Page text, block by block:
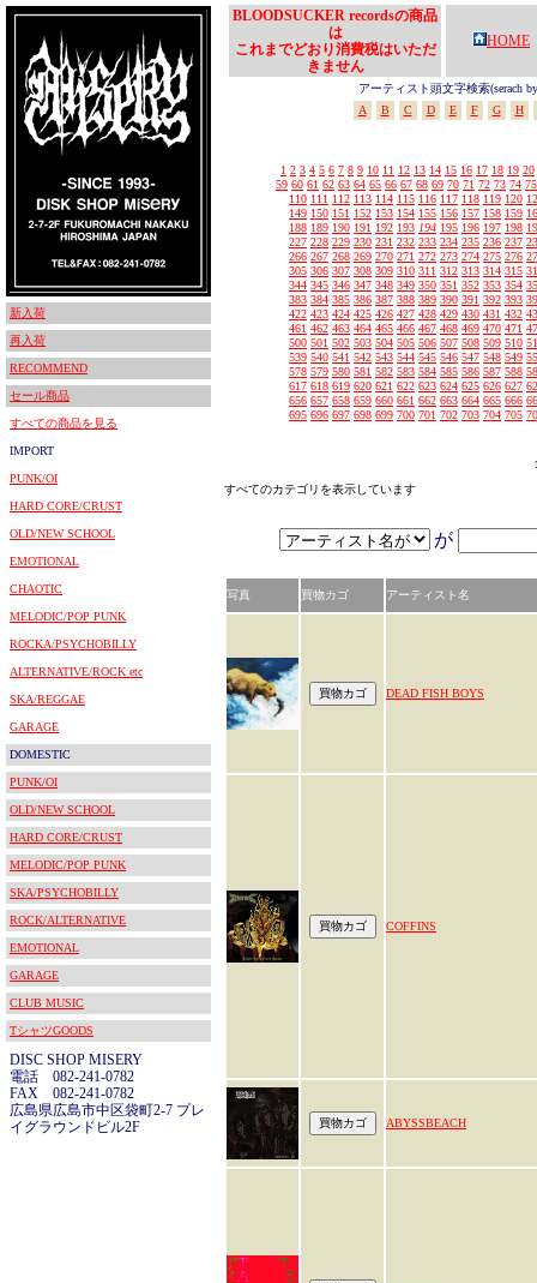
新入荷
再入荷
RECOMMEND
セール商品
すべての商品を見る
IMPORT
PUNK/OI
HARD CORE/CRUST
OLD/NEW SCHOOL
EMOTIONAL
CHAOTIC
MELODIC/POP PUNK
ROCKA/PSYCHOBILLY
ALTERNATIVE/ROCK etc
SKA/REGGAE
GARAGE
DOMESTIC
PUNK/OI
OLD/NEW SCHOOL
HARD CORE/CRUST
MELODIC/POP PUNK
SKA/PSYCHOBILLY
ROCK/ALTERNATIVE
EMOTIONAL
GARAGE
CLUB MUSIC
TシャツGOODS
DISC SHOP MISERY
電話 082-241-0782
FAX 082-241-0782
広島県広島市中区袋町2-7 プレ
イグラウンドビル2F
BLOODSUCKER recordsの商品
は
これまでどおり消費税はいただ
きません
HOME
アーティスト頭文字検索(serach
A
B C D E F G H
1 2 3 4 5 6 7 8 9 10 11 12 13 14 15 16 17 18 19 20
59 60 61 62 63 64 65 66 67 68 69 70 71 72 73 74 75
110 111 112 113 114 115 116 117 118 119 120
149 150 151 152 153 154 155 156 157 158 159
188 189 190 191 192 193 194 195 196 197 198
227 228 229 230 231 232 233 234 235 236 237
266 267 268 269 270 271 272 273 274 275 276
305 306 307 308 309 310 311 312 313 314 315
344 345 346 347 348 349 350 351 352 353 354
383 384 385 386 387 388 389 390 391 392 393
422 423 424 425 426 427 428 429 430 431 432
461 462 463 464 465 466 467 468 469 470 471
500 501 502 503 504 505 506 507 508 509 510
539 540 541 542 543 544 545 546 547 548 549
578 579 580 581 582 583 584 585 586 587 588
617 618 619 620 621 622 623 624 625 626 627
656 657 658 659 660 661 662 663 664 665 666
695 696 697 698 699 700 701 702 703 704 705
すべてのカテゴリを表示しています
が
写真 買物カゴ アーティスト名
DEAD FISH BOYS
COFFINS
ABYSSBEACH